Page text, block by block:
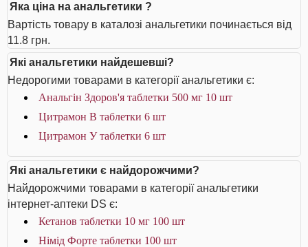
Яка ціна на анальгетики ?
Вартість товару в каталозі анальгетики починається від
11.8 грн.
Які анальгетики найдешевші?
Недорогими товарами в категорії анальгетики є:
Анальгін Здоров'я таблетки 500 мг 10 шт
Цитрамон В таблетки 6 шт
Цитрамон У таблетки 6 шт
Які анальгетики є найдорожчими?
Найдорожчими товарами в категорії анальгетики
інтернет-аптеки DS є:
Кетанов таблетки 10 мг 100 шт
Німід Форте таблетки 100 шт